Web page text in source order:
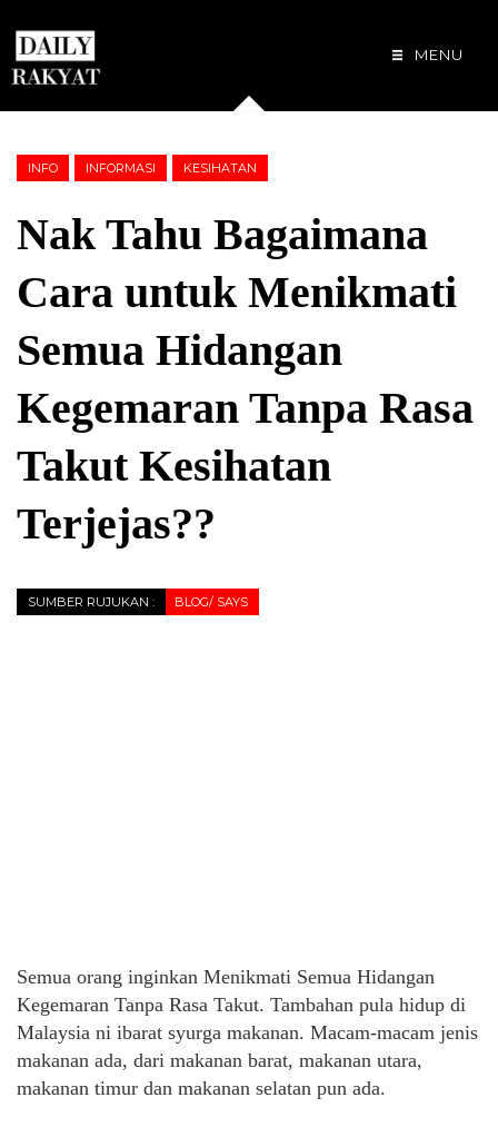
MENU
INFO INFORMASI KESIHATAN
Nak Tahu Bagaimana
Cara untuk Menikmati
Semua Hidangan
Kegemaran Tanpa Rasa
Takut Kesihatan
Terjejas??
SUMBER RUJUKAN : BLOG/ SAYS
Semua orang inginkan Menikmati Semua Hidangan
Kegemaran Tanpa Rasa Takut. Tambahan pula hidup di
Malaysia ni ibarat syurga makanan. Macam-macam jenis
makanan ada, dari makanan barat, makanan utara,
makanan timur dan makanan selatan pun ada.